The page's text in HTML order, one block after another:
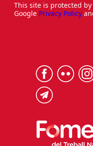
This site is protected by
Google Privacy Policy